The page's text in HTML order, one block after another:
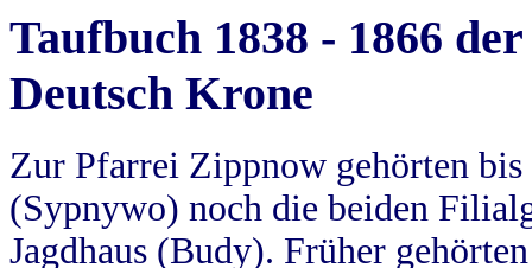
Taufbuch 1838 - 1866
Deutsch Krone
Zur Pfarrei Zippnow gehörten
(Sypnywo) noch die beiden
Jagdhaus (Budy). Früher